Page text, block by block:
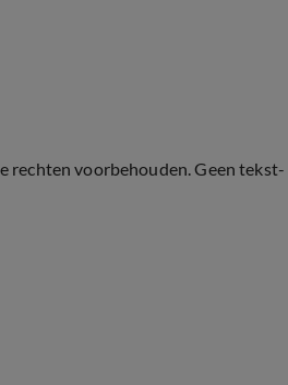
rechten voorbehouden. Geen tekst-